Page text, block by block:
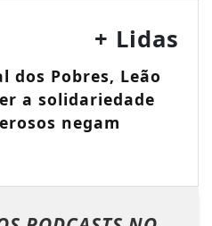
+ Lidas
dos Pobres, Leão
a solidariedade
negam